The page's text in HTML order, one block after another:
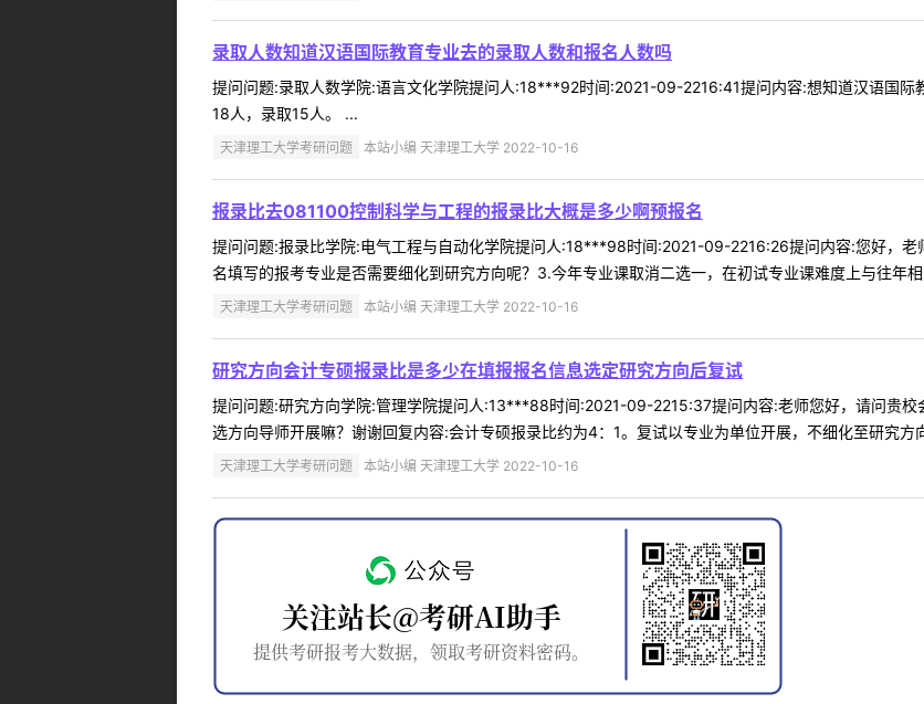
录取人数知道汉语国际教育专业去的录取人数和报名人数吗
提问问题:录取人数学院:语言文化学院提问人:18***92时间:2021-09-2216:41提问内容:想知道汉语国
18人，录取15人。 ...
天津理工大学考研问题 本站小编 天津理工大学 2022-10-16
报录比去081100控制科学与工程的报录比大概是多少啊预报名
提问问题:报录比学院:电气工程与自动化学院提问人:18***98时间:2021-09-2216:26提问内容:您好，
名填写的报考专业是否需要细化到研究方向呢？3.今年专业课取消二选一，在初试专业课难度上与往年
天津理工大学考研问题 本站小编 天津理工大学 2022-10-16
研究方向会计专硕报录比是多少在填报报名信息选定研究方向后复试
提问问题:研究方向学院:管理学院提问人:13***88时间:2021-09-2215:37提问内容:老师您好，请问贵
选方向导师开展嘛？谢谢回复内容:会计专硕报录比约为4：1。复试以专业为单位开展，不细化至研究方
天津理工大学考研问题 本站小编 天津理工大学 2022-10-16